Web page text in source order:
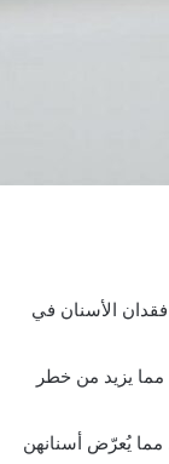
الأسنان في
يزيد من خطر
مما يُعرّض أسنانهن